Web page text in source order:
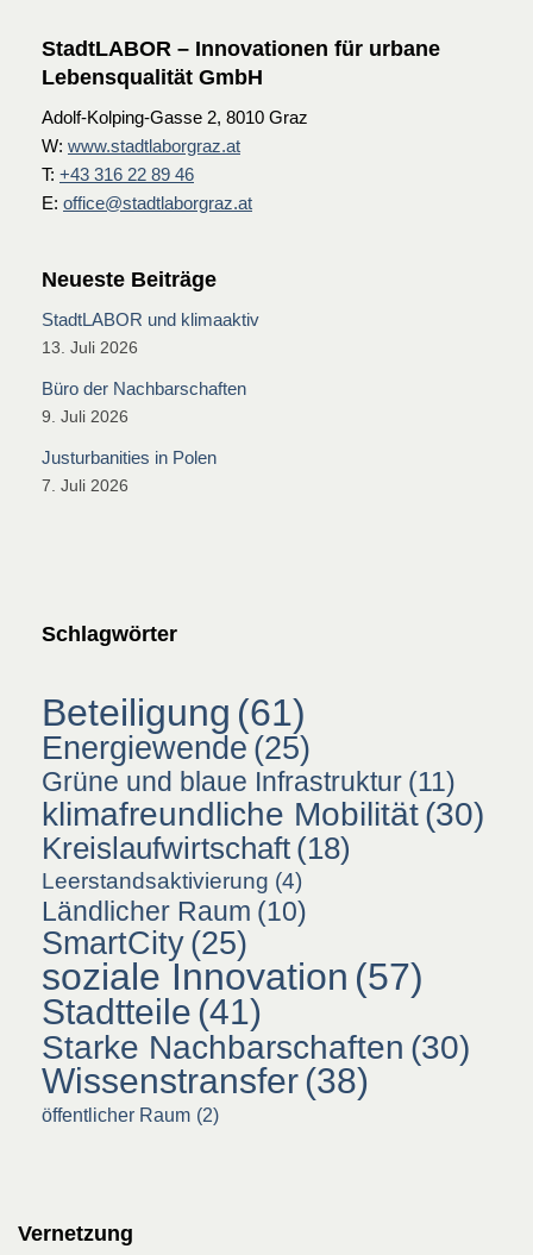
StadtLABOR – Innovationen für urbane
Lebensqualität GmbH
Adolf-Kolping-Gasse 2, 8010 Graz
W: www.stadtlaborgraz.at
T: +43 316 22 89 46
E: office@stadtlaborgraz.at
Neueste Beiträge
StadtLABOR und klimaaktiv
13. Juli 2026
Büro der Nachbarschaften
9. Juli 2026
Justurbanities in Polen
7. Juli 2026
Schlagwörter
Beteiligung (61)
Energiewende (25)
Grüne und blaue Infrastruktur (11)
klimafreundliche Mobilität(30)
Kreislaufwirtschaft (18)
Leerstandsaktivierung (4)
Ländlicher Raum (10)
SmartCity(25)
soziale Innovation (57)
Stadtteile (41)
Starke Nachbarschaften (30)
Wissenstransfer(38)
öffentlicher Raum (2)
Vernetzung